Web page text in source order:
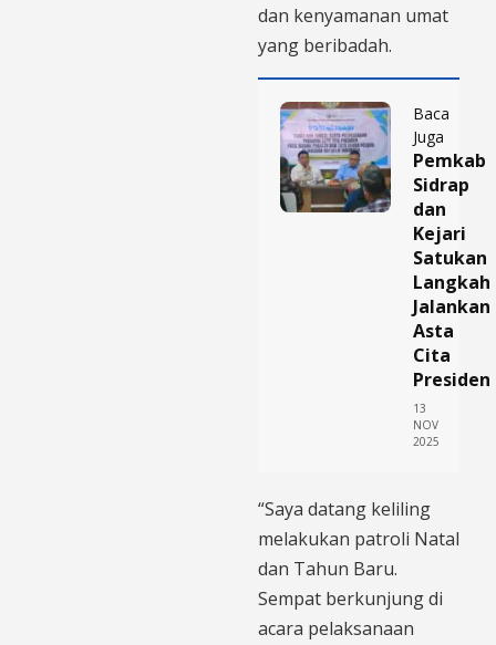
dan kenyamanan umat
yang beribadah.
Baca
Juga
Pemkab
Sidrap
dan
Kejari
Satukan
Langkah
Jalankan
Asta
Cita
Presiden
13
NOV
2025
“Saya datang keliling
melakukan patroli Natal
dan Tahun Baru.
Sempat berkunjung di
acara pelaksanaan